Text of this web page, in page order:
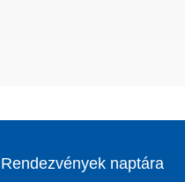
Rendezvények naptára